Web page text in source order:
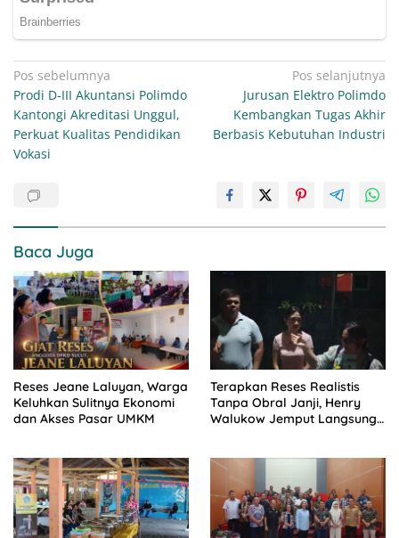
Navigasi
pos
Pos sebelumnya
Prodi D-III Akuntansi Polimdo
Kantongi Akreditasi Unggul,
Perkuat Kualitas Pendidikan
Vokasi
Pos selanjutnya
Jurusan Elektro Polimdo
Kembangkan Tugas Akhir
Berbasis Kebutuhan Industri
Baca Juga
Reses Jeane Laluyan, Warga
Keluhkan Sulitnya Ekonomi
dan Akses Pasar UMKM
Terapkan Reses Realistis
Tanpa Obral Janji, Henry
Walukow Jemput Langsung